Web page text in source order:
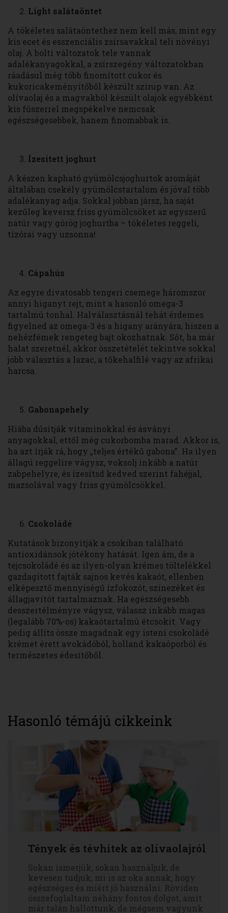
Light salátaöntet
A tökéletes salátaöntethez nem kell más, mint egy
kis ecet és esszenciális zsírsavakkal teli növényi
olaj. A bolti változatok tele vannak
adalékanyagokkal, a zsírszegény változatokban
ráadásul még több finomított cukor és
kukoricakeményítőből készült szirup van. Az
olívaolaj és a magvakból készült olajok egyébként
kis fűszerrel megspékelve nemcsak
egészségesebbek, hanem finomabbak is.
Ízesített joghurt
A készen kapható gyümölcsjoghurtok aromáját
általában csekély gyümölcstartalom és jóval több
adalékanyag adja. Sokkal jobban jársz, ha saját
kezűleg keversz friss gyümölcsöket az egyszerű
natúr vagy görög joghurtba – tökéletes reggeli,
tízórai vagy uzsonna!
Cápahús
Az egyre divatosabb tengeri csemege háromszor
annyi higanyt rejt, mint a hasonló omega-3
tartalmú tonhal. Halválasztásnál tehát érdemes
figyelned az omega-3 és a higany arányára, hiszen a
nehézfémek rengeteg bajt okozhatnak. Sőt, ha már
halat szeretnél, akkor összetételét tekintve sokkal
jobb választás a lazac, a tőkehalfilé vagy az afrikai
harcsa.
Gabonapehely
Hiába dúsítják vitaminokkal és ásványi
anyagokkal, ettől még cukorbomba marad. Akkor is,
ha azt írják rá, hogy „teljes értékű gabona”. Ha ilyen
állagú reggelire vágysz, voksolj inkább a natúr
zabpehelyre, és ízesítsd kedved szerint fahéjjal,
mazsolával vagy friss gyümölcsökkel.
Csokoládé
Kutatások bizonyítják a csokiban található
antioxidánsok jótékony hatását. Igen ám, de a
tejcsokoládé és az ilyen-olyan krémes töltelékkel
gazdagított fajták sajnos kevés kakaót, ellenben
elképesztő mennyiségű ízfokozót, színezéket és
állagjavítót tartalmaznak. Ha egészségesebb
desszertélményre vágysz, válassz inkább magas
(legalább 70%-os) kakaótartalmú étcsokit. Vagy
pedig állíts össze magadnak egy isteni csokoládé
krémet érett avokádóból, holland kakaóporból és
természetes édesítőből.
Hasonló témájú cikkeink
Tények és tévhitek az olívaolajról
Sokan ismerjük, sokan használjuk, de
kevesen tudjuk, mi is az oka annak, hogy
egészséges és miért jó használni. Röviden
összefoglaltam néhány fontos dolgot, amit
már talán hallottunk, de mégsem vagyunk